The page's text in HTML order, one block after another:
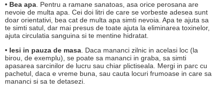
• Bea apa . Pentru a ramane sanatoas, asa orice perosana are
nevoie de multa apa. Cei doi litri de care se vorbeste adesea sunt
doar orientativi, bea cat de multa apa simti nevoia. Apa te ajuta sa
te simti satul, dar mai presus de toate ajuta la eliminarea toxinelor,
ajuta circulatia sanguina si te mentine hidratat.
• Iesi in pauza de masa . Daca mananci zilnic in acelasi loc (la
birou, de exemplu), se poate sa mananci in graba, sa simti
apasarea sarcinilor de lucru sau chiar plictiseala. Mergi in parc cu
pachetul, daca e vreme buna, sau cauta locuri frumoase in care sa
mananci si sa te detasezi.